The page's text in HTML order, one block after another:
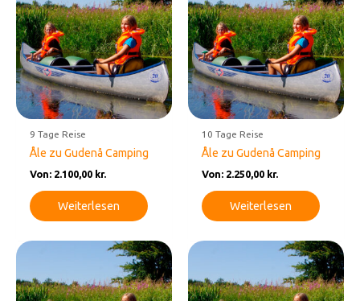
9 Tage Reise
Åle zu Gudenå Camping
Von: 2.100,00 kr.
Weiterlesen
10 Tage Reise
Åle zu Gudenå Camping
Von: 2.250,00 kr.
Weiterlesen